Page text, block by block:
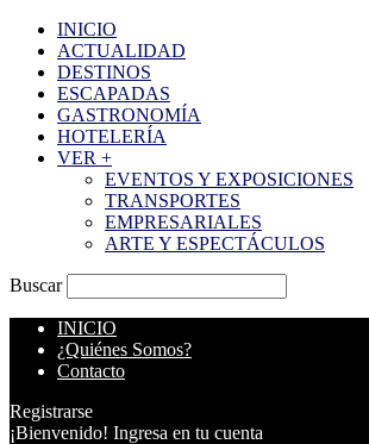
INICIO
ACTUALIDAD
DESTINOS
ESCAPADAS
GASTRONOMÍA
HOTELERÍA
VER +
EVENTOS Y EXPOSICIONES
TRANSPORTES
EMPRESARIALES
ARTE Y ESPECTÁCULOS
Buscar
INICIO
¿Quiénes Somos?
Contacto
Registrarse
¡Bienvenido! Ingresa en tu cuenta